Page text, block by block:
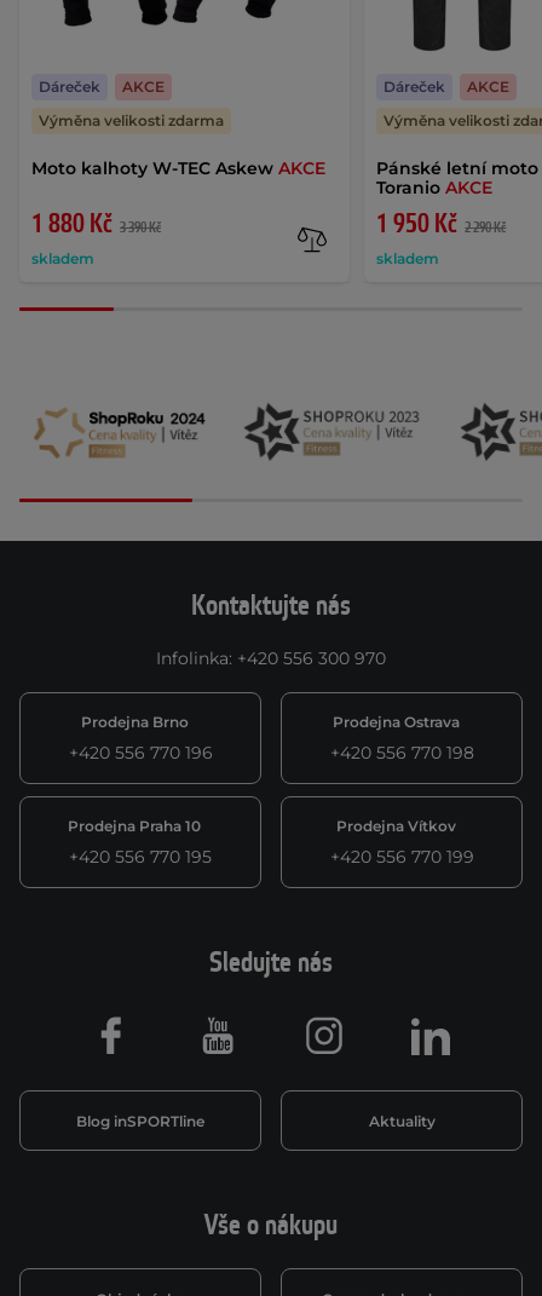
Moto kalhoty W-TEC Askew AKCE
1 880 Kč 3 390 Kč
skladem
Dáreček
AKCE
Výměna velikosti zdarma
Pánské letní moto
ToranioAKCE
1 950 Kč 2 290 Kč
skladem
Dáreček
AKCE
Výměna velikosti
Kontaktujte nás
Infolinka: +420 556 300 970
Prodejna Brno
+420 556 770 196
Prodejna Ostrava
+420 556 770 198
Prodejna Praha 10
+420 556 770 195
Prodejna Vítkov
+420 556 770 199
Vše o nákupu
Sledujte nás
Blog inSPORTline Aktuality
Facebook Youtube Instagram LinkedIn